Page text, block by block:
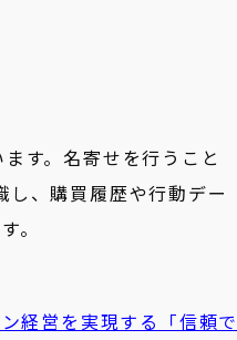
す。名寄せを行うこと
、購買履歴や行動デー
。
経営を実現する「信頼で